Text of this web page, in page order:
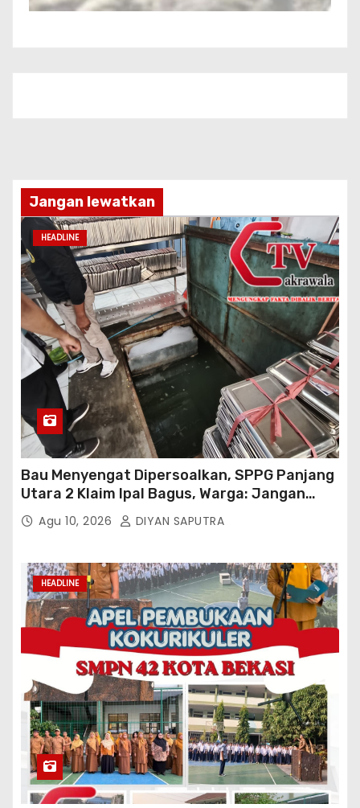
Jangan lewatkan
HEADLINE
Bau Menyengat Dipersoalkan, SPPG Panjang
Utara 2 Klaim Ipal Bagus, Warga: Jangan
Buang Limbah Ke Drainase Kami
Agu 10, 2026 DIYAN SAPUTRA
HEADLINE